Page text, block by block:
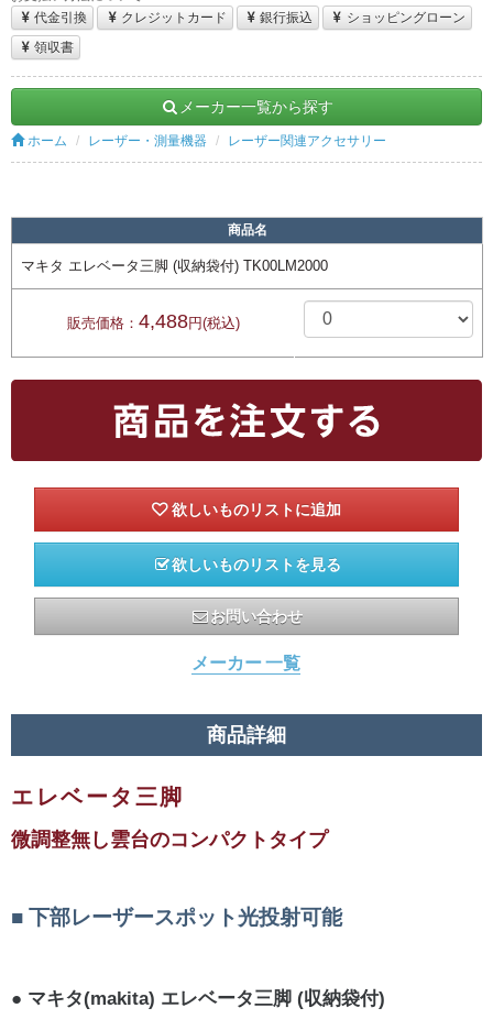
代金引換
クレジットカード 銀行振込
ショッピングローン
領収書
メーカー一覧から探す
ホーム レーザー・測量機器 レーザー関連アクセサリー
商品名
マキタ エレベータ三脚 (収納袋付) TK00LM2000
販売価格： 4,488円(税込)
欲しいものリストを見る
お問い合わせ
メーカー 一覧
商品詳細
エレベータ三脚
微調整無し雲台のコンパクトタイプ
下部レーザースポット光投射可能
マキタ(makita) エレベータ三脚 (収納袋付)